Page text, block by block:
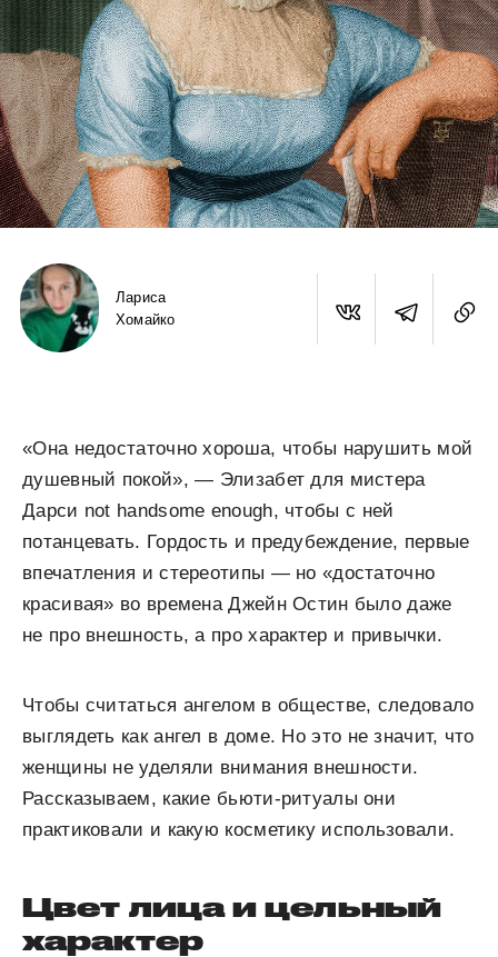
Лариса
Хомайко
«Она недостаточно хороша, чтобы нарушить мой
душевный покой», — Элизабет для мистера
Дарси not handsome enough, чтобы c ней
потанцевать. Гордость и предубеждение, первые
впечатления и стереотипы — но «достаточно
красивая» во времена Джейн Остин было даже
не про внешность, а про характер и привычки.
Чтобы считаться ангелом в обществе, следовало
выглядеть как ангел в доме. Но это не значит, что
женщины не уделяли внимания внешности.
Рассказываем, какие бьюти-ритуалы они
практиковали и какую косметику использовали.
Цвет лица и цельный
характер